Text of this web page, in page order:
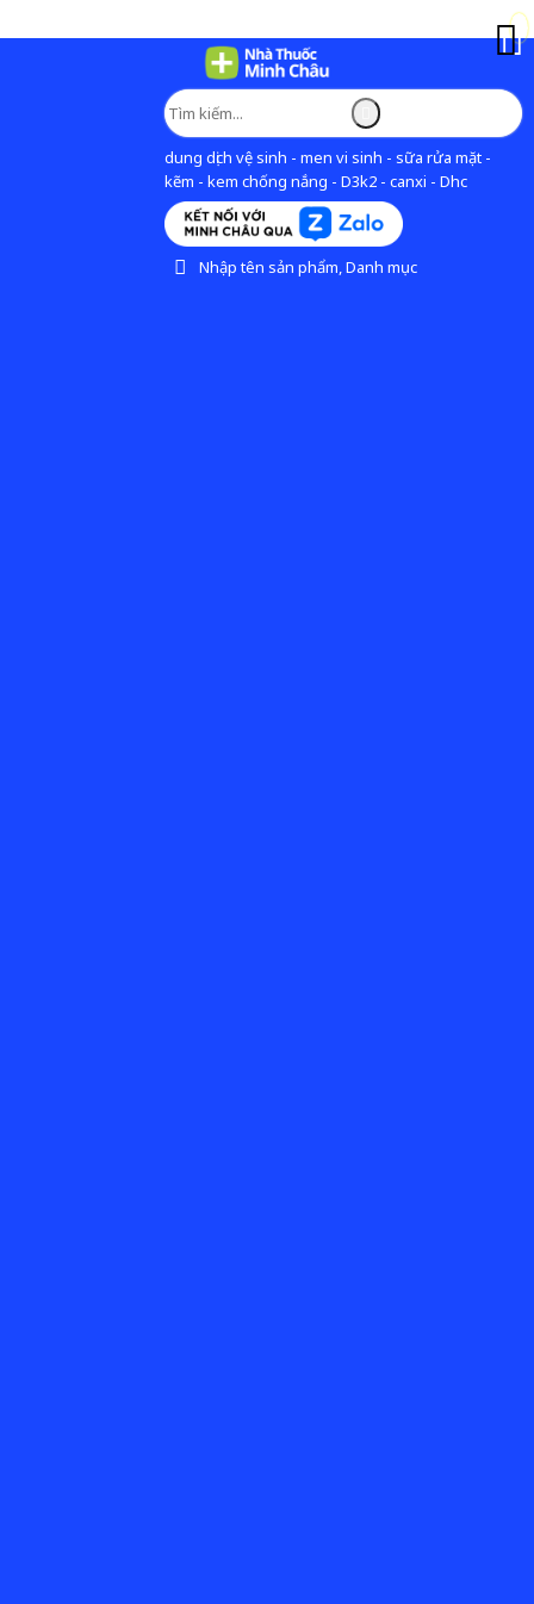
dung dịch vệ sinh - men vi sinh - sữa rửa mặt -
kẽm - kem chống nắng - D3k2 - canxi - Dhc
Nhập tên sản phẩm, Danh mục